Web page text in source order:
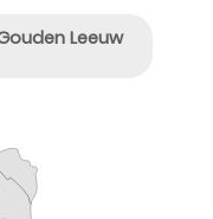
Leeuw